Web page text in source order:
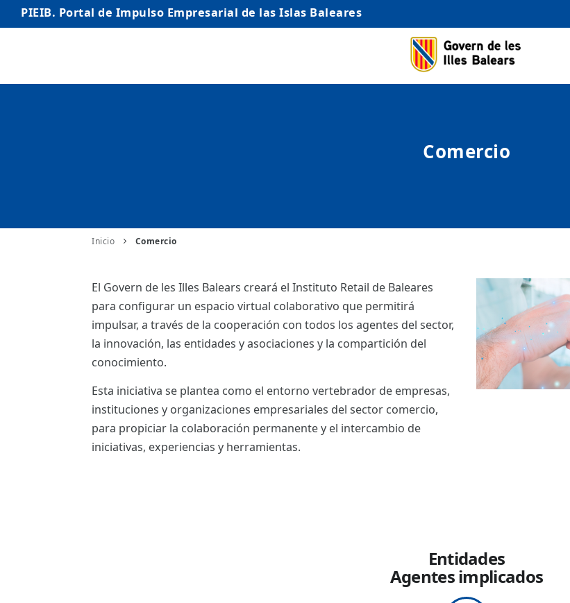
PIEIB. Portal de Impulso Empresarial de las Islas Baleares
INICIO
INTERNACIONALIZACIÓN
Comercio
Inicio Comercio
El Govern de les Illes Balears creará el Instituto Retail de Baleares
para configurar un espacio virtual colaborativo que permitirá
impulsar, a través de la cooperación con todos los agentes del sector,
la innovación, las entidades y asociaciones y la compartición del
conocimiento.
Esta iniciativa se plantea como el entorno vertebrador de empresas,
instituciones y organizaciones empresariales del sector comercio,
para propiciar la colaboración permanente y el intercambio de
iniciativas, experiencias y herramientas.
Entidades
Agentes implicados